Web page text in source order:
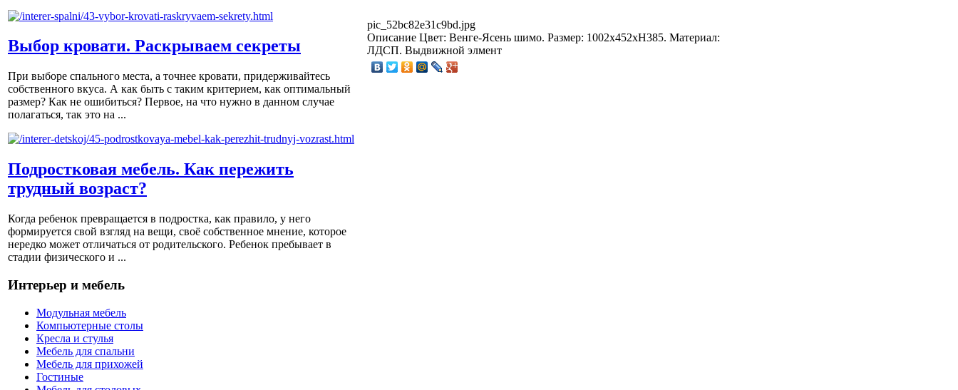
Выбор кровати. Раскрываем секреты
При выборе спального места, а точнее кровати, придерживайтесь
собственного вкуса. А как быть с таким критерием, как оптимальный
размер? Как не ошибиться? Первое, на что нужно в данном случае
полагаться, так это на ...
Подростковая мебель. Как пережить
трудный возраст?
Когда ребенок превращается в подростка, как правило, у него
формируется свой взгляд на вещи, своё собственное мнение, которое
нередко может отличаться от родительского. Ребенок пребывает в
стадии физического и ...
Интерьер и мебель
Модульная мебель
Компьютерные столы
Кресла и стулья
Мебель для спальни
Мебель для прихожей
Гостиные
pic_52bc82e31c9bd.jpg
Описание Цвет: Венге-Ясень шимо. Размер: 1002х452хН385. Материал:
ЛДСП. Выдвижной элмент